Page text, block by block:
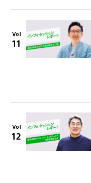
Vol
11
Vol
12